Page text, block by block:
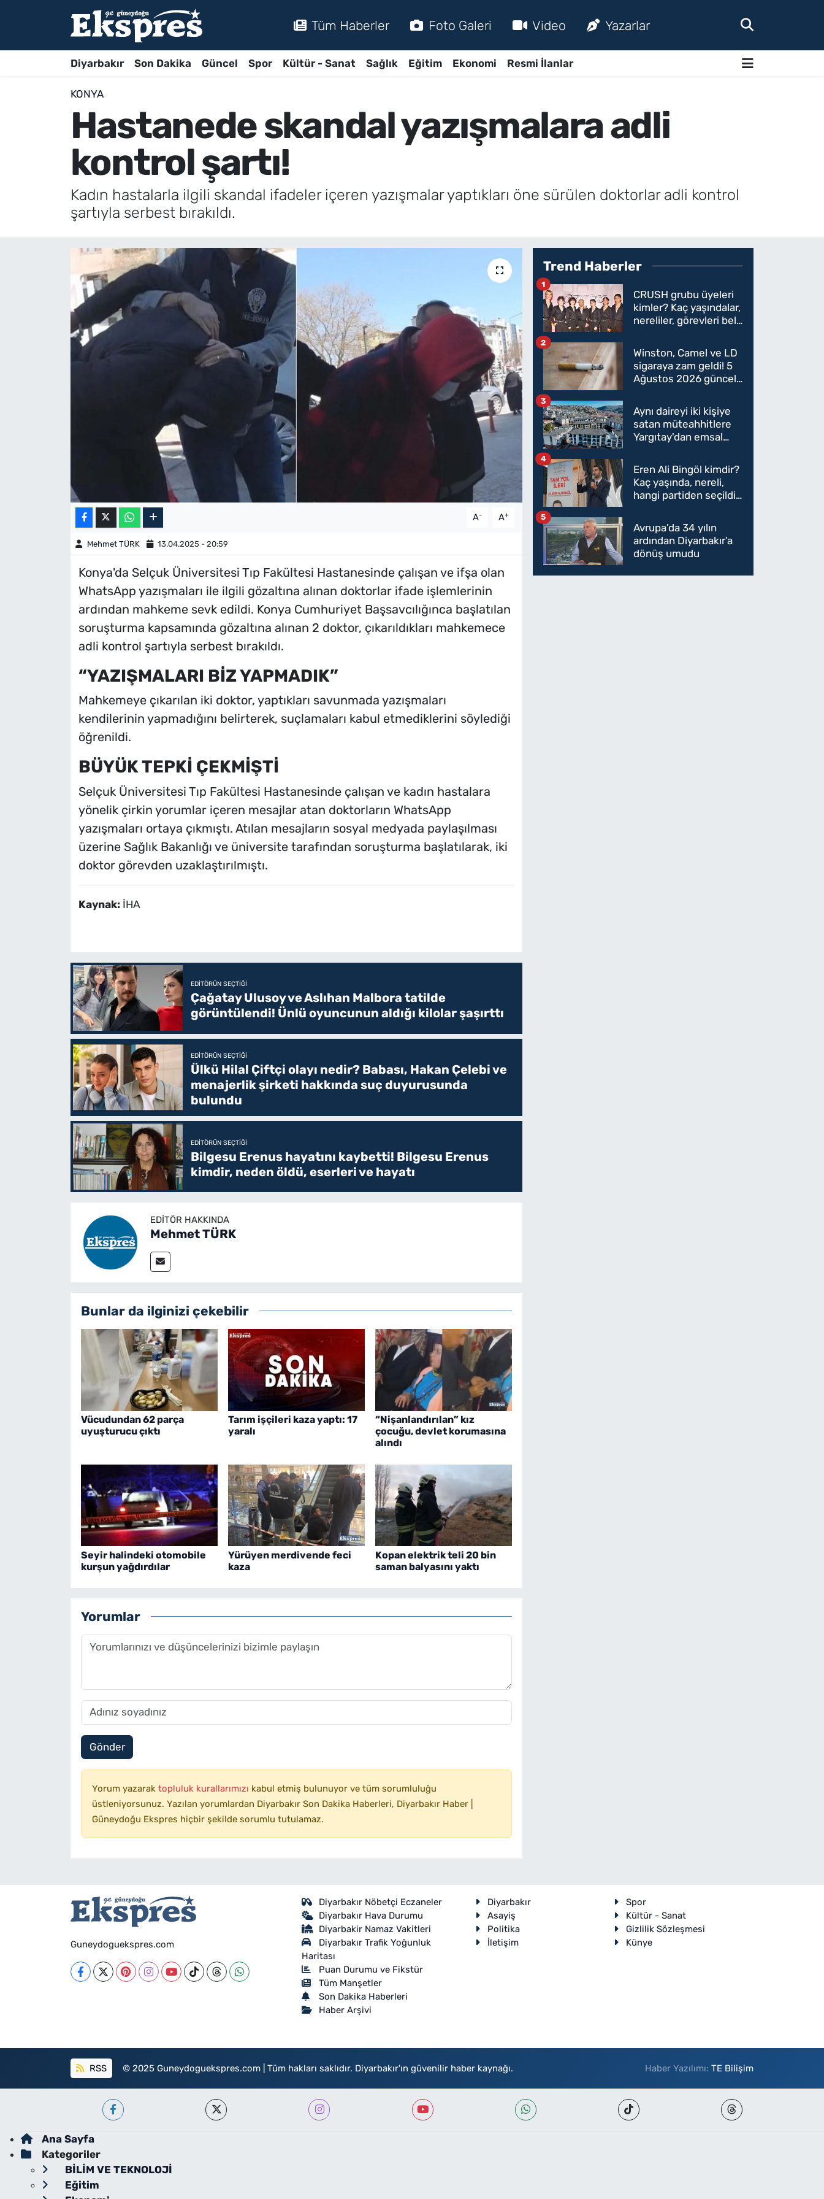
Tüm Haberler Foto Galeri Video Yazarlar
Diyarbakır Son Dakika Güncel Spor Kültür - Sanat Sağlık Eğitim Ekonomi Resmi İlanlar
KONYA
Hastanede skandal yazışmalara adli
kontrol şartı!
Kadın hastalarla ilgili skandal ifadeler içeren yazışmalar yaptıkları öne sürülen doktorlar adli kontrol
şartıyla serbest bırakıldı.
A- A+
Mehmet TÜRK 13.04.2025 - 20:59
Konya'da Selçuk Üniversitesi Tıp Fakültesi Hastanesinde çalışan ve ifşa olan
WhatsApp yazışmaları ile ilgili gözaltına alınan doktorlar ifade işlemlerinin
ardından mahkeme sevk edildi. Konya Cumhuriyet Başsavcılığınca başlatılan
soruşturma kapsamında gözaltına alınan 2 doktor, çıkarıldıkları mahkemece
adli kontrol şartıyla serbest bırakıldı.
“YAZIŞMALARI BİZ YAPMADIK”
Mahkemeye çıkarılan iki doktor, yaptıkları savunmada yazışmaları
kendilerinin yapmadığını belirterek, suçlamaları kabul etmediklerini söylediği
öğrenildi.
BÜYÜK TEPKİ ÇEKMİŞTİ
Selçuk Üniversitesi Tıp Fakültesi Hastanesinde çalışan ve kadın hastalara
yönelik çirkin yorumlar içeren mesajlar atan doktorların WhatsApp
yazışmaları ortaya çıkmıştı. Atılan mesajların sosyal medyada paylaşılması
üzerine Sağlık Bakanlığı ve üniversite tarafından soruşturma başlatılarak, iki
doktor görevden uzaklaştırılmıştı.
Kaynak: İHA
EDITÖRÜN SEÇTIĞI
Çağatay Ulusoy ve Aslıhan Malbora tatilde
görüntülendi! Ünlü oyuncunun aldığı kilolar şaşırttı
EDITÖRÜN SEÇTIĞI
Ülkü Hilal Çiftçi olayı nedir? Babası, Hakan Çelebi ve
menajerlik şirketi hakkında suç duyurusunda
bulundu
EDITÖRÜN SEÇTIĞI
Bilgesu Erenus hayatını kaybetti! Bilgesu Erenus
kimdir, neden öldü, eserleri ve hayatı
EDITÖR HAKKINDA
Mehmet TÜRK
Bunlar da ilginizi çekebilir
Vücudundan 62 parça
uyuşturucu çıktı
Tarım işçileri kaza yaptı: 17
yaralı
“Nişanlandırılan” kız
çocuğu, devlet korumasına
alındı
Seyir halindeki otomobile
kurşun yağdırdılar
Yürüyen merdivende feci
kaza
Kopan elektrik teli 20 bin
saman balyasını yaktı
Yorumlar
Gönder
Yorum yazarak topluluk kurallarımızı kabul etmiş bulunuyor ve tüm sorumluluğu
üstleniyorsunuz. Yazılan yorumlardan Diyarbakır Son Dakika Haberleri, Diyarbakır Haber |
Güneydoğu Ekspres hiçbir şekilde sorumlu tutulamaz.
Trend Haberler
CRUSH grubu üyeleri
kimler? Kaç yaşındalar,
nereliler, görevleri belli
1
Winston, Camel ve LD
sigaraya zam geldi! 5
Ağustos 2026 güncel
oldu
2
Aynı daireyi iki kişiye
satan müteahhitlere
Yargıtay'dan emsal
3
Eren Ali Bingöl kimdir?
Kaç yaşında, nereli,
hangi partiden seçildi?
Parti'ye mi geçecek?
4
Avrupa’da 34 yılın
ardından Diyarbakır’a
dönüş umudu
5
Guneydoguekspres.com
Diyarbakır Nöbetçi Eczaneler
Diyarbakır Hava Durumu
Diyarbakir Namaz Vakitleri
Diyarbakır Trafik Yoğunluk
Haritası
Puan Durumu ve Fikstür
Tüm Manşetler
Son Dakika Haberleri
Haber Arşivi
Diyarbakır
Spor
Asayiş
Kültür - Sanat
Politika
Gizlilik Sözleşmesi
İletişim
Künye
RSS © 2025 Guneydoguekspres.com | Tüm hakları saklıdır. Diyarbakır'ın güvenilir haber kaynağı. Haber Yazılımı:TE Bilişim
Ana Sayfa
Kategoriler
BİLİM VE TEKNOLOJİ
Eğitim